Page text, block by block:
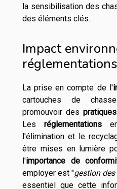
la sensibilisation des
des éléments clés.
Impact
réglementations
La prise en compte de l'
cartouches de
promouvoir des
Lesréglementations
l'élimination et le
être mises en lumière
l'importance de
employer est "gestion
essentiel que cette